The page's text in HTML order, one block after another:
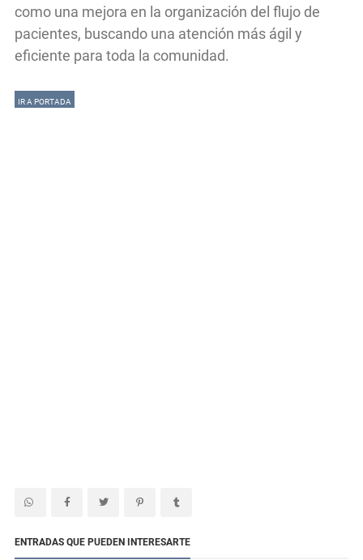
como una mejora en la organización del flujo de
pacientes, buscando una atención más ágil y
eficiente para toda la comunidad.
IR A PORTADA
ENTRADAS QUE PUEDEN INTERESARTE